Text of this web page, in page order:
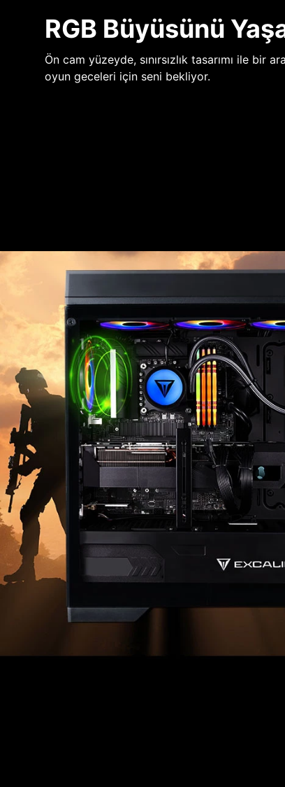
RGB Büyüsünü
Ön cam yüzeyde, sınırsızlık tasarımı ile bir
oyun geceleri için seni bekliyor.